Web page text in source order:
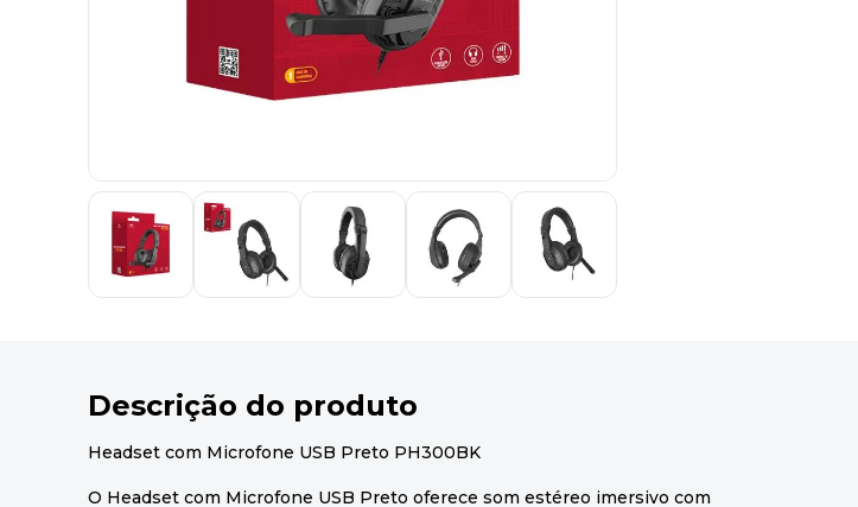
Descrição do produto
Headset com Microfone USB Preto PH300BK
O Headset com Microfone USB Preto oferece som estéreo imersivo com